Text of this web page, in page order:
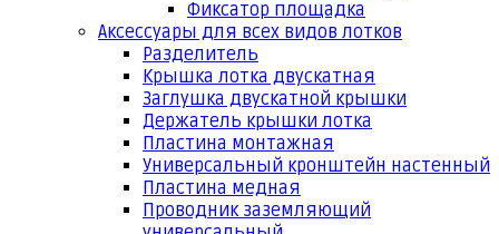
Фиксатор площадка
Аксессуары для всех видов лотков
Разделитель
Крышка лотка двускатная
Заглушка двускатной крышки
Держатель крышки лотка
Пластина монтажная
Универсальный кронштейн настенный
Пластина медная
Проводник заземляющий